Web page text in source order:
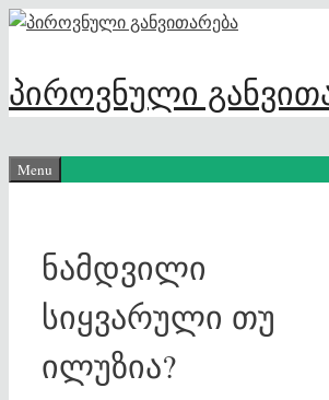
Skip
content
პიროვნული
Menu
ნამდვილი
სიყვარული თუ
ილუზია?